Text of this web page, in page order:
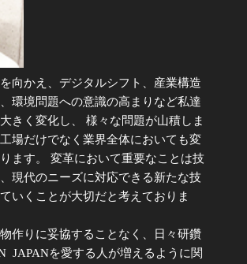
向かえ、デジタルシフト、産業構造
環境問題への意識の高まりなど私達
きく変化し、 様々な問題が山積しま
場だけでなく業界全体においても変
ます。 変革において重要なことは技
現代のニーズに対応できる新たな技
いくことが大切だと考えておりま
作りに妥協することなく、日々研鑽
JAPANを愛する人が増えるように関